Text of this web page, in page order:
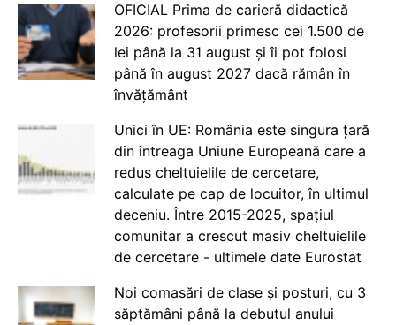
OFICIAL Prima de carieră didactică
2026: profesorii primesc cei 1.500 de
lei până la 31 august și îi pot folosi
până în august 2027 dacă rămân în
învățământ
Unici în UE: România este singura țară
din întreaga Uniune Europeană care a
redus cheltuielile de cercetare,
calculate pe cap de locuitor, în ultimul
deceniu. Între 2015-2025, spațiul
comunitar a crescut masiv cheltuielile
de cercetare - ultimele date Eurostat
Noi comasări de clase și posturi, cu 3
săptămâni până la debutul anului